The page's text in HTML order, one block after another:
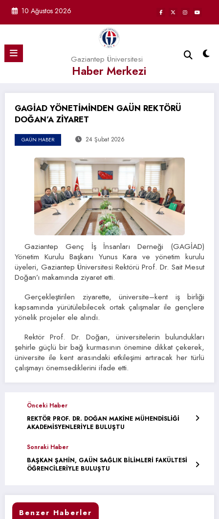
10 Ağustos 2026
Gaziantep Üniversitesi
Haber Merkezi
GAGİAD YÖNETİMİNDEN GAÜN REKTÖRÜ
DOĞAN’A ZİYARET
GAÜN HABER 24 Şubat 2026
Gaziantep Genç İş İnsanları Derneği (GAGİAD)
Yönetim Kurulu Başkanı Yunus Kara ve yönetim kurulu
üyeleri, Gaziantep Üniversitesi Rektörü Prof. Dr. Sait Mesut
Doğan’ı makamında ziyaret etti.
Gerçekleştirilen ziyarette, üniversite–kent iş birliği
kapsamında yürütülebilecek ortak çalışmalar ile gençlere
yönelik projeler ele alındı.
Rektör Prof. Dr. Doğan, üniversitelerin bulundukları
şehirle güçlü bir bağ kurmasının önemine dikkat çekerek,
üniversite ile kent arasındaki etkileşimi artıracak her türlü
çalışmayı önemsediklerini ifade etti.
Önceki Haber
REKTÖR PROF. DR. DOĞAN MAKİNE MÜHENDİSLİĞİ
AKADEMİSYENLERİYLE BULUŞTU
Sonraki Haber
BAŞKAN ŞAHİN, GAÜN SAĞLIK BİLİMLERİ FAKÜLTESİ
ÖĞRENCİLERİYLE BULUŞTU
Benzer Haberler